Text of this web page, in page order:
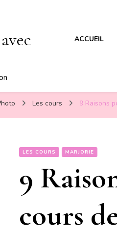
ACCUEIL
Les cours 9 Raisons
LES COURS MARJORIE
9
cours